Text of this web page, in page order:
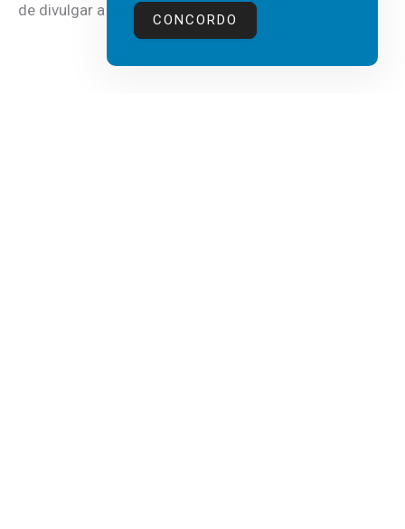
de divulgar a mais recente...
CONCORDO